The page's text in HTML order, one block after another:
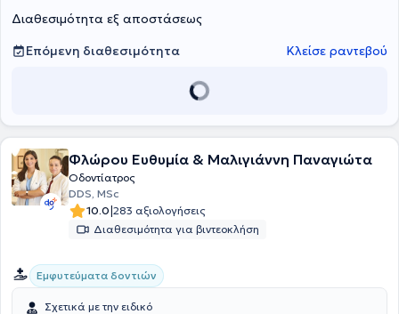
Διαθεσιμότητα εξ αποστάσεως
Επόμενη διαθεσιμότητα
Κλείσε ραντεβού
Φλώρου Ευθυμία & Μαλιγιάννη Παναγιώτα
Οδοντίατρος
DDS, MSc
10.0|283 αξιολογήσεις
Διαθεσιμότητα για βιντεοκλήση
Εμφυτεύματα δοντιών
Σχετικά με την ειδικό